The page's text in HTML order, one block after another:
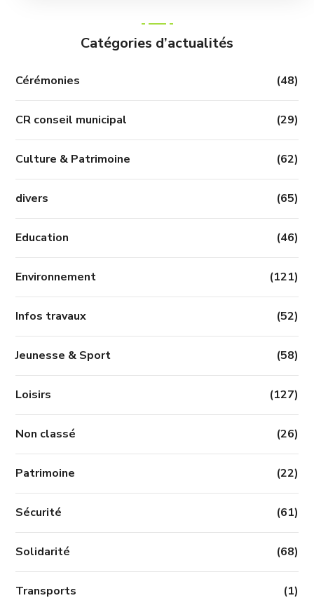
Catégories d’actualités
Cérémonies (48)
CR conseil municipal (29)
Culture & Patrimoine (62)
divers (65)
Education (46)
Environnement (121)
Infos travaux (52)
Jeunesse & Sport (58)
Loisirs (127)
Non classé (26)
Patrimoine (22)
Sécurité (61)
Solidarité (68)
Transports (1)